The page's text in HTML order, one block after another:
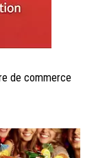
de commerce